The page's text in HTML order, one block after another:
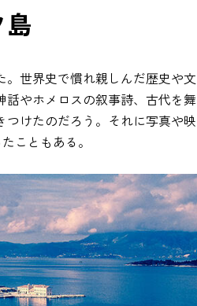
世界史で慣れ親しんだ歴史や文
やホメロスの叙事詩、古代を舞
けたのだろう。それに写真や映
こともある。